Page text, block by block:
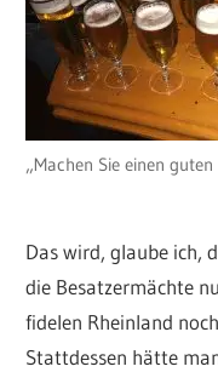
„Machen Sie einen guten
Das wird, glaube ich,
die Besatzermächte
fidelen Rheinland
Stattdessen hätte